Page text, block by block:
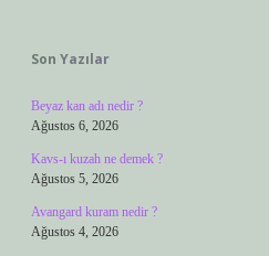
Son Yazılar
Beyaz kan adı nedir ?
Ağustos 6, 2026
Kavs-ı kuzah ne demek ?
Ağustos 5, 2026
Avangard kuram nedir ?
Ağustos 4, 2026